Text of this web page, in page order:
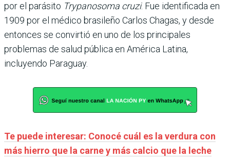
por el parásito Trypanosoma cruzi. Fue identificada en
1909 por el médico brasileño Carlos Chagas, y desde
entonces se convirtió en uno de los principales
problemas de salud pública en América Latina,
incluyendo Paraguay.
Te puede interesar: Conocé cuál es la verdura con
más hierro que la carne y más calcio que la leche